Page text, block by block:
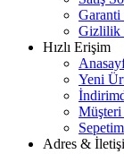
Garanti
Gizlilik
Hızlı Erişim
Yeni
Sepetim
Adres &